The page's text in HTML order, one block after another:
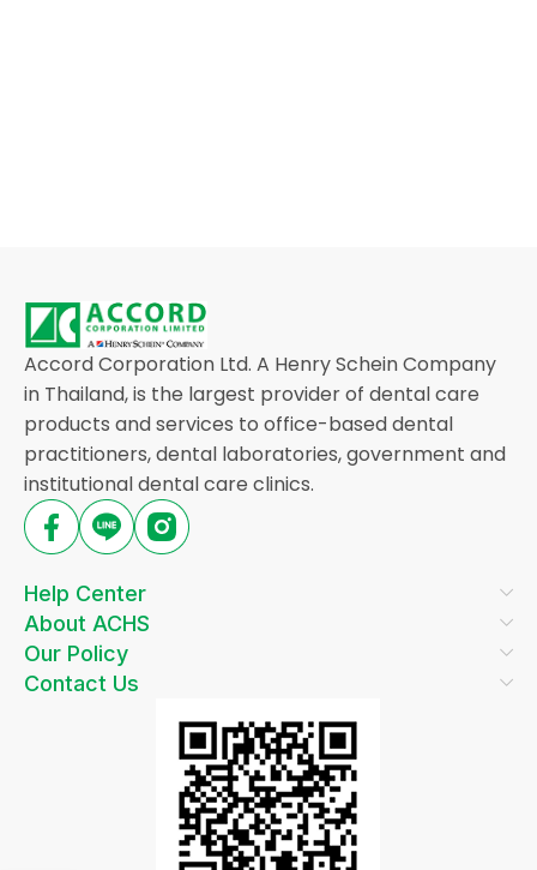
Accord Corporation Ltd. A Henry Schein Company
in Thailand, is the largest provider of dental care
products and services to office-based dental
practitioners, dental laboratories, government and
institutional dental care clinics.
Help Center
About ACHS
Our Policy
Contact Us